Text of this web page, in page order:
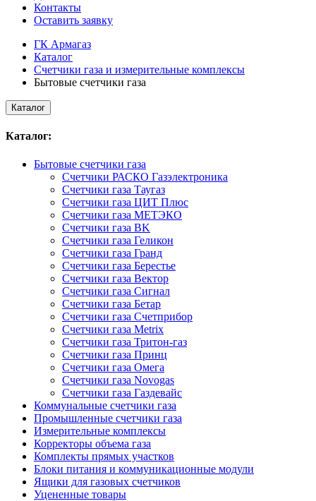
Контакты
Оставить заявку
ГК Армагаз
Каталог
Счетчики газа и измерительные комплексы
Бытовые счетчики газа
Каталог
Каталог:
Бытовые счетчики газа
Счетчики РАСКО Газэлектроника
Счетчики газа Таугаз
Счетчики газа ЦИТ Плюс
Счетчики газа МЕТЭКО
Счетчики газа BK
Счетчики газа Геликон
Счетчики газа Гранд
Счетчики газа Берестье
Счетчики газа Вектор
Счетчики газа Сигнал
Счетчики газа Бетар
Счетчики газа Счетприбор
Счетчики газа Metrix
Счетчики газа Тритон-газ
Счетчики газа Принц
Счетчики газа Омега
Счетчики газа Novogas
Счетчики газа Газдевайс
Коммунальные счетчики газа
Промышленные счетчики газа
Измерительные комплексы
Корректоры объема газа
Комплекты прямых участков
Блоки питания и коммуникационные модули
Ящики для газовых счетчиков
Уцененные товары